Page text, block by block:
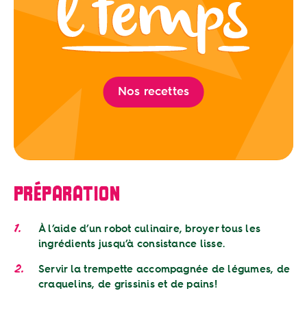
Nos recettes
PRÉPARATION
À l’aide d’un robot culinaire, broyer tous les
ingrédients jusqu’à consistance lisse.
Servir la trempette accompagnée de légumes, de
craquelins, de grissinis et de pains!